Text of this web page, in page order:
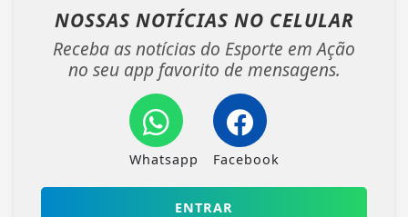
NOSSAS NOTÍCIAS NO CELULAR
Receba as notícias do Esporte em Ação
no seu app favorito de mensagens.
Whatsapp Facebook
ENTRAR